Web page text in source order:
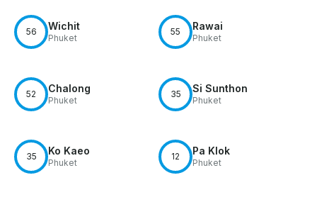
56 Wichit
Phuket
55 Rawai
Phuket
52 Chalong
Phuket
35 Si Sunthon
Phuket
35 Ko Kaeo
Phuket
12 Pa Klok
Phuket